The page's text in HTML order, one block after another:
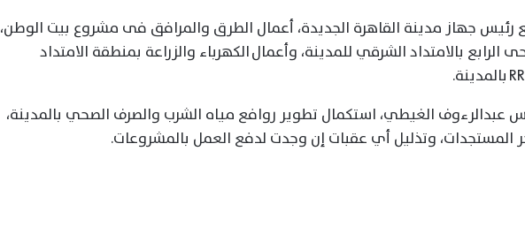
رئيس جهاز مدينة القاهرة الجديدة، أعمال الطرق والمرافق فى مشروع بيت الوطن،
الرابع بالامتداد الشرقي للمدينة، وأعمال الكهرباء والزراعة بمنطقة الامتداد
عبدالرءوف الغيطي، استكمال تطوير روافع مياه الشرب والصرف الصحي بالمدينة،
المستجدات، وتذليل أي عقبات إن وجدت لدفع العمل بالمشروعات.